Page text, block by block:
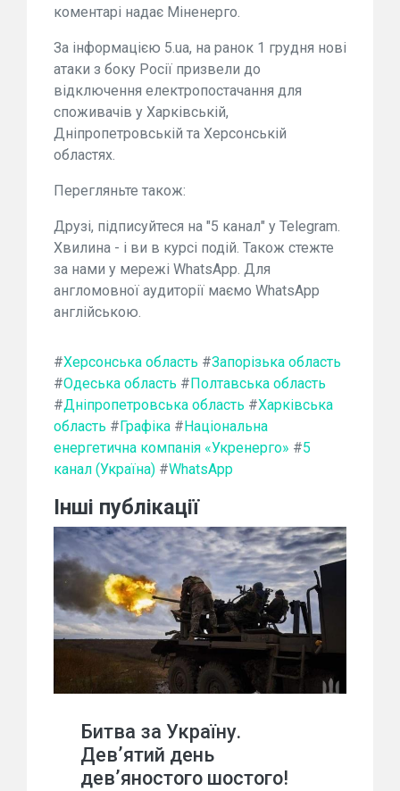
коментарі надає Міненерго.
За інформацією 5.ua, на ранок 1 грудня нові
атаки з боку Росії призвели до
відключення електропостачання для
споживачів у Харківській,
Дніпропетровській та Херсонській
областях.
Перегляньте також:
Друзі, підписуйтеся на "5 канал" у Telegram.
Хвилина - і ви в курсі подій. Також стежте
за нами у мережі WhatsApp. Для
англомовної аудиторії маємо WhatsApp
англійською.
#Херсонська область #Запорізька область
#Одеська область #Полтавська область
#Дніпропетровська область #Харківська
область #Графіка #Національна
енергетична компанія «Укренерго» #5
канал (Україна) #WhatsApp
Інші публікації
Битва за Україну.
Дев’ятий день
дев’яностого шостого!